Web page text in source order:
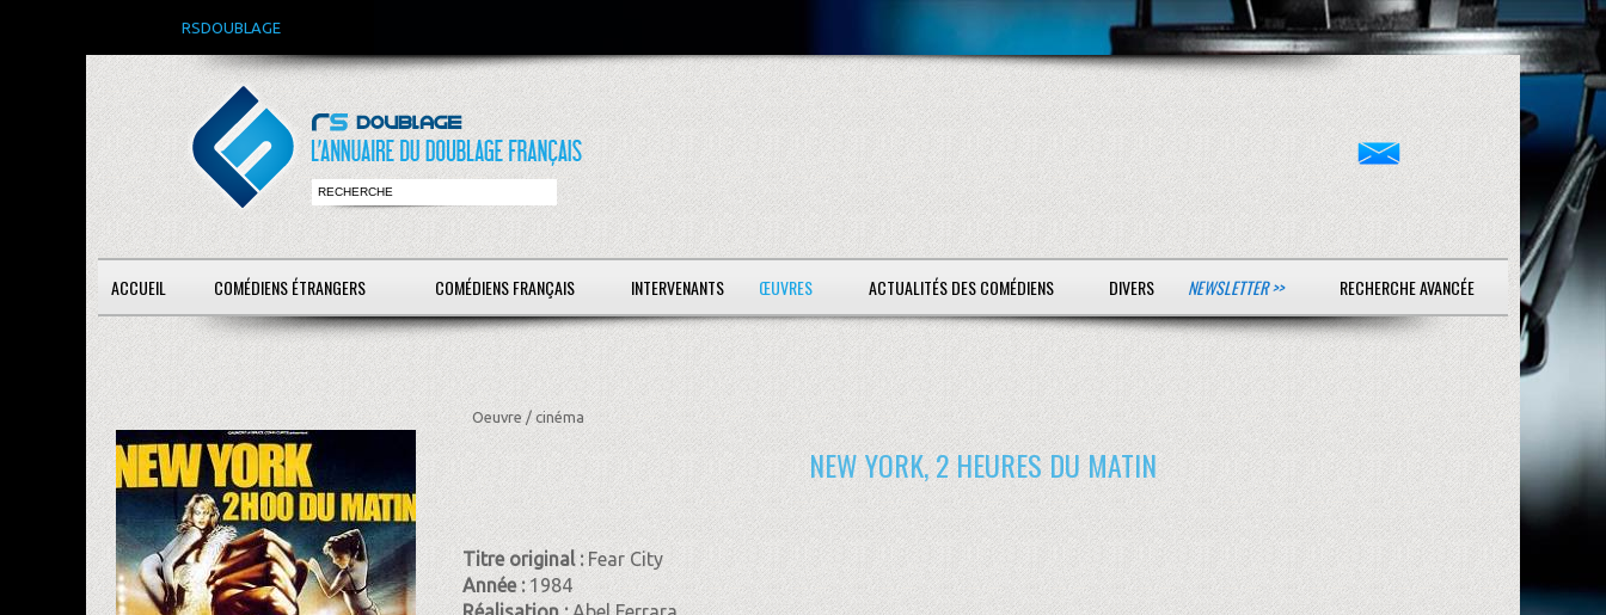
RSDOUBLAGE
ACCUEIL COMÉDIENS ÉTRANGERS COMÉDIENS FRANÇAIS INTERVENANTS ŒUVRES ACTUALITÉS DES COMÉDIENS DIVERS NEWSLETTER >> RECHERCHE AVANCÉE
Oeuvre / cinéma
NEW YORK, 2 HEURES DU MATIN
Titre original :Fear City
Année :1984